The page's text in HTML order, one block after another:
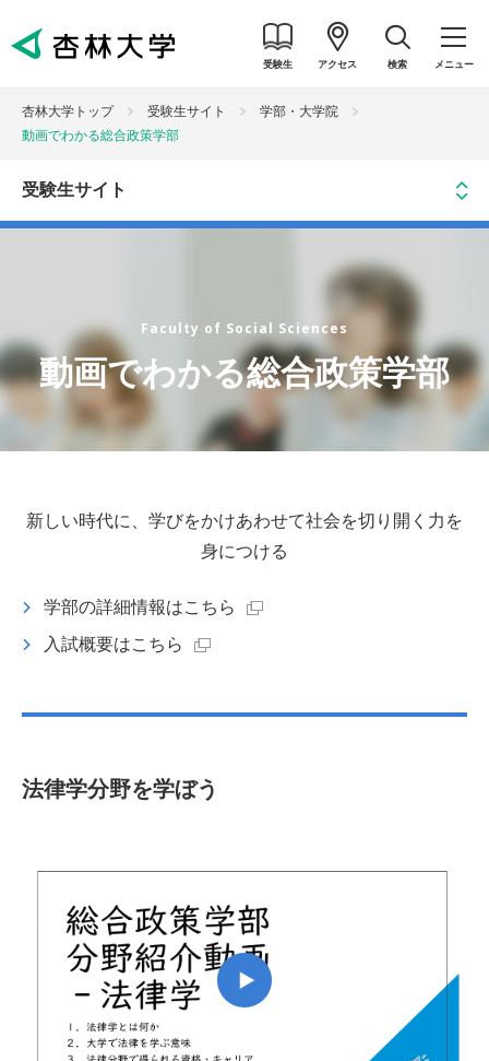
受験生 アクセス 検索 メニュー
杏林大学トップ 受験生サイト
学部・大学院
動画でわかる総合政策学部
Faculty of Social Sciences
動画でわかる総合政策学部
新しい時代に、学びをかけあわせて社会を切り開く力を
身につける
学部の詳細情報はこちら
入試概要はこちら
法律学分野を学ぼう